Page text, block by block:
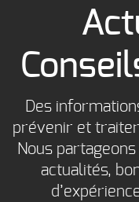
Des
prévenir et
Nous
actualités,